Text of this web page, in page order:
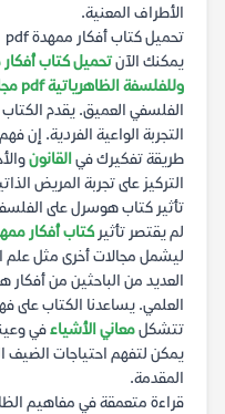
الأطراف المعنية.
تحميل كتاب أفكار ممهدة pdf
يمكنك الآنتحميل كتاب
وللفلسفة الظاهرياتية pdf مجانا
الفلسفي العميق. يقدم الكتاب
التجربة الواعية الفردية. إن فهم
طريقة تفكيرك فيالقانون
التركيز على تجربة المريض
تأثير كتاب هوسرل على
لم يقتصر تأثيركتاب أفكار
ليشمل مجالات أخرى مثل علم
العديد من الباحثين من
العلمي. يساعدنا الكتاب على
تتشكلمعاني الأشياءفي
يمكن لتفهم احتياجات الضيف
المقدمة.
قراءة متعمقة في مفاهيم